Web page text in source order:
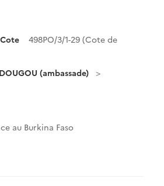
Cote
498PO/3/1-29 (Cote de
(ambassade)
au Burkina Faso